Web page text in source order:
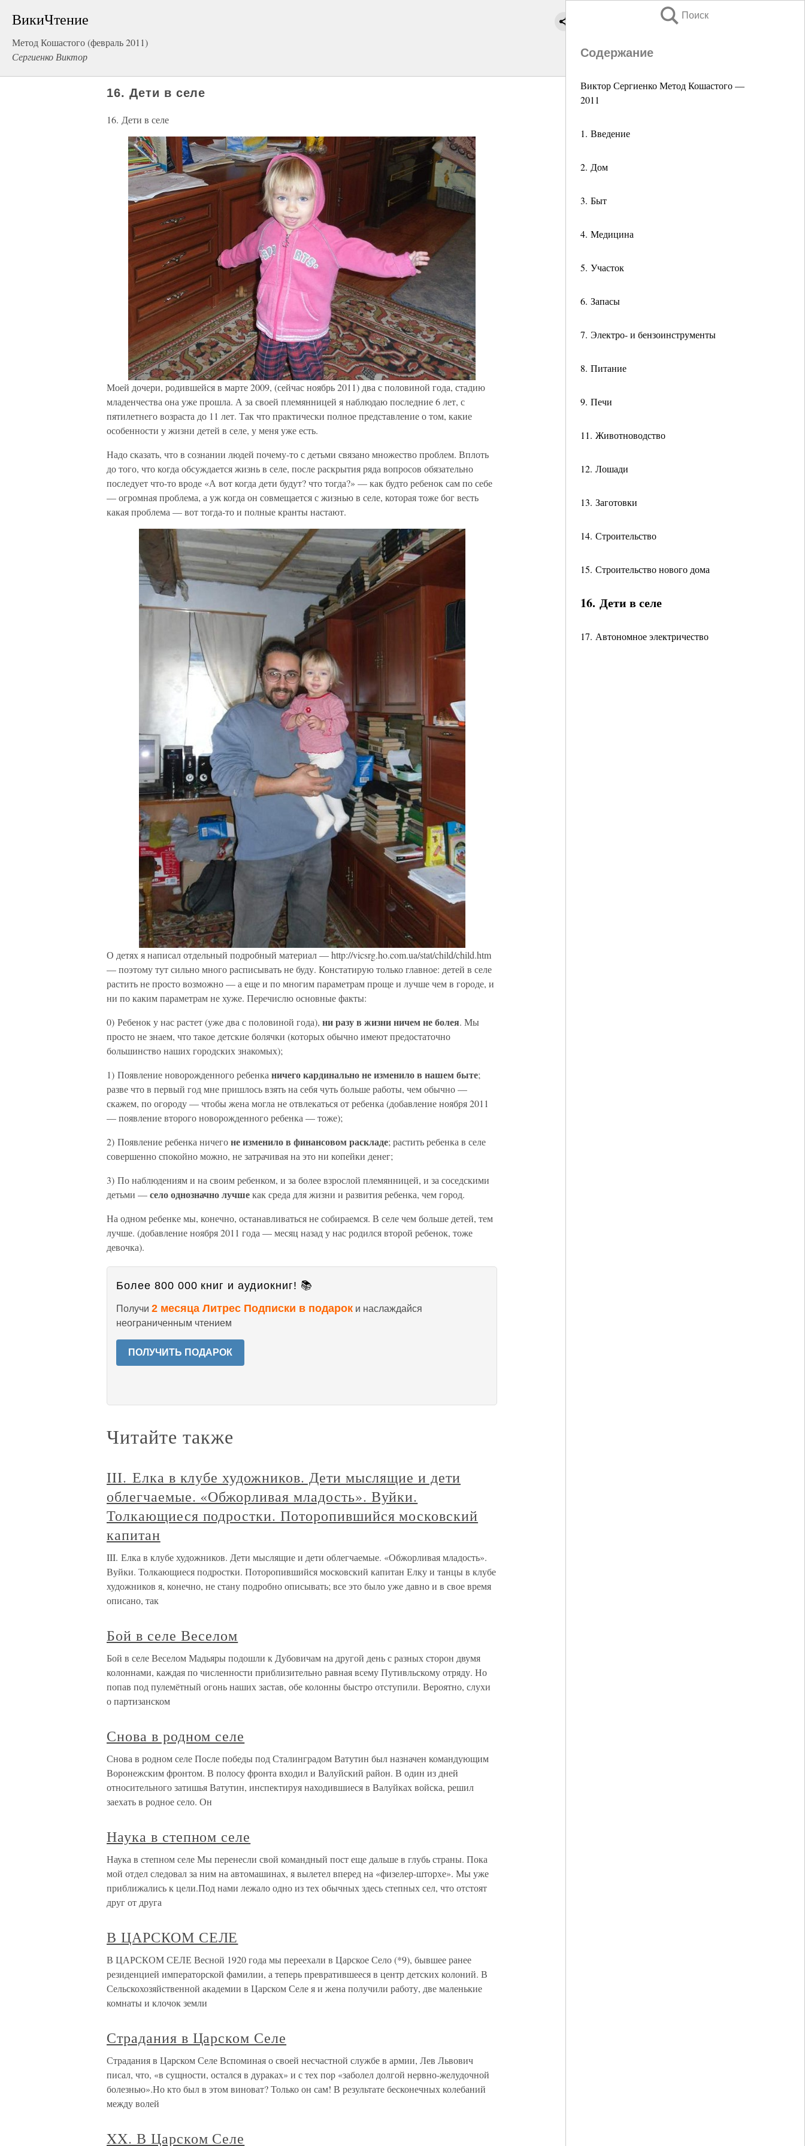
ВикиЧтение
Метод Кошастого (февраль 2011)
Сергиенко Виктор
Поиск
Содержание
Виктор Сергиенко Метод Кошастого —
2011
1. Введение
2. Дом
3. Быт
4. Медицина
5. Участок
6. Запасы
7. Электро- и бензоинструменты
8. Питание
9. Печи
11. Животноводство
12. Лошади
13. Заготовки
14. Строительство
15. Строительство нового дома
16. Дети в селе
17. Автономное электричество
16. Дети в селе
16. Дети в селе
Моей дочери, родившейся в марте 2009, (сейчас ноябрь 2011) два с половиной года, стадию
младенчества она уже прошла. А за своей племянницей я наблюдаю последние 6 лет, с
пятилетнего возраста до 11 лет. Так что практически полное представление о том, какие
особенности у жизни детей в селе, у меня уже есть.
Надо сказать, что в сознании людей почему-то с детьми связано множество проблем. Вплоть
до того, что когда обсуждается жизнь в селе, после раскрытия ряда вопросов обязательно
последует что-то вроде «А вот когда дети будут? что тогда?» — как будто ребенок сам по себе
— огромная проблема, а уж когда он совмещается с жизнью в селе, которая тоже бог весть
какая проблема — вот тогда-то и полные кранты настают.
О детях я написал отдельный подробный материал — http://vicsrg.ho.com.ua/stat/child/child.htm
— поэтому тут сильно много расписывать не буду. Констатирую только главное: детей в селе
растить не просто возможно — а еще и по многим параметрам проще и лучше чем в городе, и
ни по каким параметрам не хуже. Перечислю основные факты:
0) Ребенок у нас растет (уже два с половиной года), ни разу в жизни ничем не болея. Мы
просто не знаем, что такое детские болячки (которых обычно имеют предостаточно
большинство наших городских знакомых);
1) Появление новорожденного ребенка ничего кардинально не изменило в нашем быте;
разве что в первый год мне пришлось взять на себя чуть больше работы, чем обычно —
скажем, по огороду — чтобы жена могла не отвлекаться от ребенка (добавление ноября 2011
— появление второго новорожденного ребенка — тоже);
2) Появление ребенка ничегоне изменило в финансовом раскладе; растить ребенка в селе
совершенно спокойно можно, не затрачивая на это ни копейки денег;
3) По наблюдениям и на своим ребенком, и за более взрослой племянницей, и за соседскими
детьми —село однозначно лучшекак среда для жизни и развития ребенка, чем город.
На одном ребенке мы, конечно, останавливаться не собираемся. В селе чем больше детей, тем
лучше. (добавление ноября 2011 года — месяц назад у нас родился второй ребенок, тоже
девочка).
Более 800 000 книг и аудиокниг! 📚
Получи 2 месяца Литрес Подписки в подарок и наслаждайся
неограниченным чтением
ПОЛУЧИТЬ ПОДАРОК
Читайте также
III. Елка в клубе художников. Дети мыслящие и дети
облегчаемые. «Обжорливая младость». Вуйки.
Толкающиеся подростки. Поторопившийся московский
капитан
III. Елка в клубе художников. Дети мыслящие и дети облегчаемые. «Обжорливая младость».
Вуйки. Толкающиеся подростки. Поторопившийся московский капитан Елку и танцы в клубе
художников я, конечно, не стану подробно описывать; все это было уже давно и в свое время
описано, так
Бой в селе Веселом
Бой в селе Веселом Мадьяры подошли к Дубовичам на другой день с разных сторон двумя
колоннами, каждая по численности приблизительно равная всему Путивльскому отряду. Но
попав под пулемётный огонь наших застав, обе колонны быстро отступили. Вероятно, слухи
о партизанском
Снова в родном селе
Снова в родном селе После победы под Сталинградом Ватутин был назначен командующим
Воронежским фронтом. В полосу фронта входил и Валуйский район. В один из дней
относительного затишья Ватутин, инспектируя находившиеся в Валуйках войска, решил
заехать в родное село. Он
Наука в степном селе
Наука в степном селе Мы перенесли свой командный пост еще дальше в глубь страны. Пока
мой отдел следовал за ним на автомашинах, я вылетел вперед на «физелер-шторхе». Мы уже
приближались к цели.Под нами лежало одно из тех обычных здесь степных сел, что отстоят
друг от друга
В ЦАРСКОМ СЕЛЕ
В ЦАРСКОМ СЕЛЕ Весной 1920 года мы переехали в Царское Село (*9), бывшее ранее
резиденцией императорской фамилии, а теперь превратившееся в центр детских колоний. В
Сельскохозяйственной академии в Царском Селе я и жена получили работу, две маленькие
комнаты и клочок земли
Страдания в Царском Селе
Страдания в Царском Селе Вспоминая о своей несчастной службе в армии, Лев Львович
писал, что, «в сущности, остался в дураках» и с тех пор «заболел долгой нервно-желудочной
болезнью».Но кто был в этом виноват? Только он сам! В результате бесконечных колебаний
между волей
XX. В Царском Селе